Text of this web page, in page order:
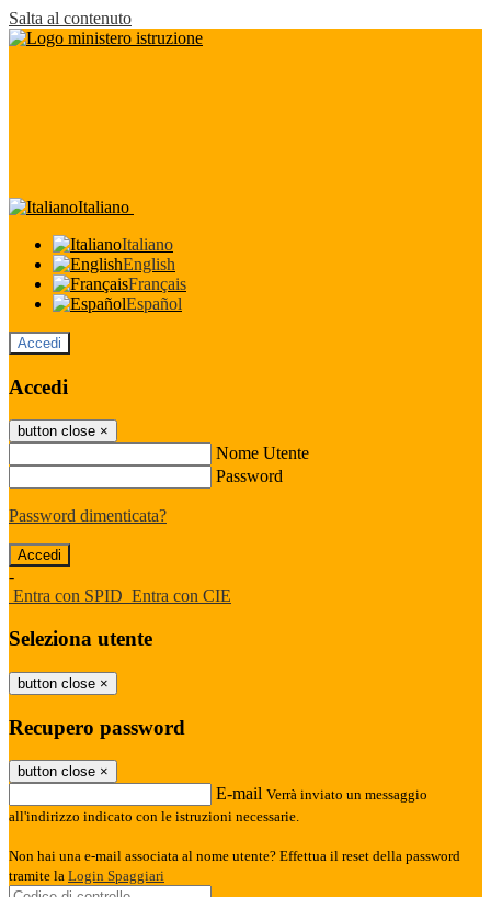
Salta al contenuto
Italiano
Italiano
English
Français
Español
Accedi
Accedi
button close ×
Nome Utente
Password
Password dimenticata?
-
Entra con SPID Entra con CIE
Seleziona utente
button close ×
Recupero password
button close ×
E-mail Verrà inviato un messaggio
all'indirizzo indicato con le istruzioni necessarie.
Non hai una e-mail associata al nome utente? Effettua il reset della password
tramite la Login Spaggiari